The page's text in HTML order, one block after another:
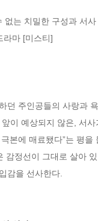
없는 치밀한 구성과 서사
라마 [미스티]
던 주인공들의 사랑과
이 예상되지 않은, 서
본에 매료됐다”는 평
감정선이 그대로 살아
감을 선사한다.